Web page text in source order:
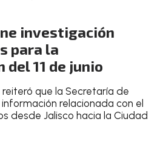
investigación
para la
11 de junio
reiteró que la Secretaría de
relacionada con el
desde Jalisco hacia la Ciudad